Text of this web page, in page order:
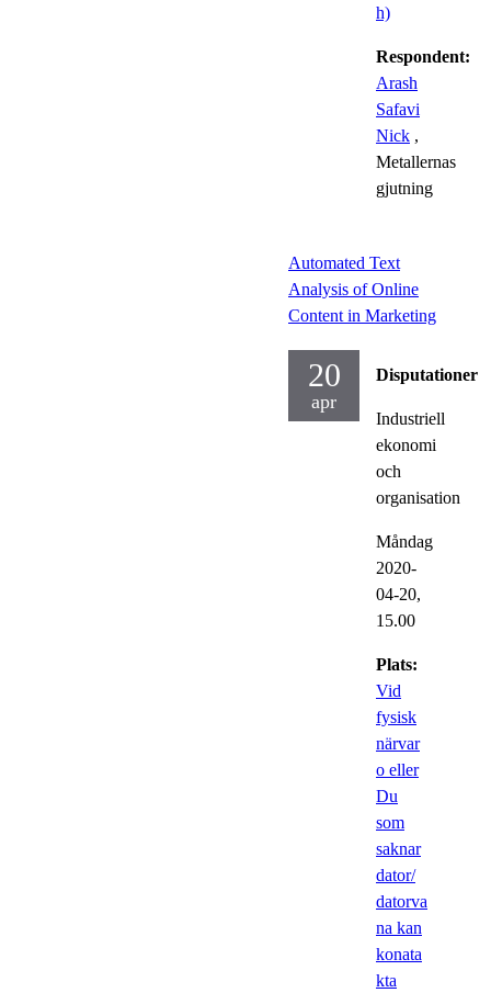
h)
Respondent:
Arash
Safavi
Nick ,
Metallernas
gjutning
Automated Text
Analysis of Online
Content in Marketing
20
apr
Disputationer
Industriell
ekonomi
och
organisation
Måndag
2020-
04-20,
15.00
Plats:
Vid
fysisk
närvar
o eller
Du
som
saknar
dator/
datorva
na kan
konata
kta